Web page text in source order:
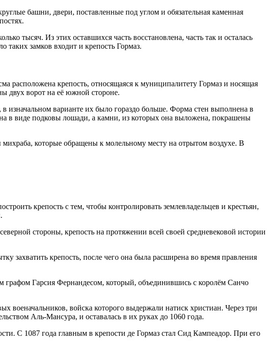
башни, двери, поставленные под углом и обязательная каменная
тысяч. Из этих оставшихся часть восстановлена, часть так и осталась
замков входит и крепость Гормаз.
расположена крепость, относящаяся к муниципалитету Гормаз и носящая
двух ворот на её южной стороне.
изначальном варианте их было гораздо больше. Форма стен выполнена в
в виде подковы лошади, а камни, из которых она выложена, покрашены
которые обращены к молельному месту на отрытом воздухе. В
крепость с тем, чтобы контролировать землевладельцев и крестьян,
стороны, крепость на протяжении всей своей средневековой истории
захватить крепость, после чего она была расширена во время правления
графом Гарсия Фернандесом, который, объединившись с королём Санчо
военачальников, войска которого выдержали натиск христиан. Через три
Аль-Мансура, и оставалась в их руках до 1060 года.
С 1087 года главным в крепости де Гормаз стал Сид Кампеадор. При его